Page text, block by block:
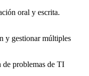
oral y escrita.
y gestionar múltiples
de problemas de TI